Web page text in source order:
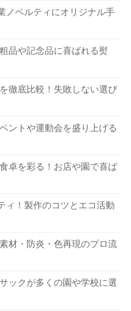
注意点や発生したときの対処法
は限界がある？
わりに消臭除菌スプレー
ます。
には限界があるのです。
ある布張りのソファーに
頭皮に汗をかきやすいで
っちり頭を枕に乗せて朝
しょう。
ください」と書かれてい
が強い方の場合は、この
清潔さをたもてます。
ずに寝てしまうと、より
。
するというイメージがな
ノベルティにオリジナル手
品や記念品に喜ばれる熨
徹底比較！失敗しない選び
ントや運動会を盛り上げる
卓を彩る！お店や園で喜ば
ィ！製作のコツとエコ活動
材・防炎・色再現のプロ流
ックが多くの園や学校に選